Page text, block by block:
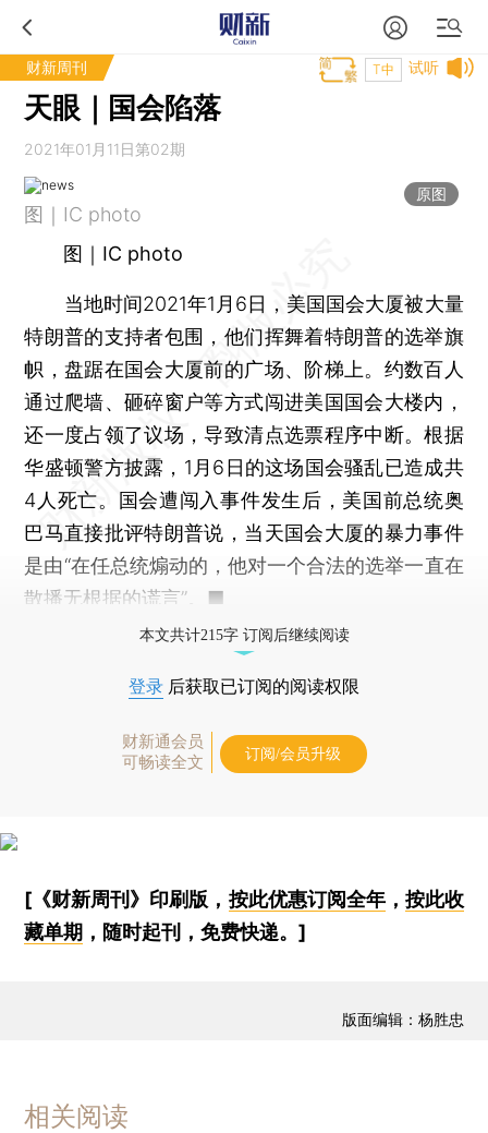
财新周刊 试听
T中
天眼｜国会陷落
2021年01月11日第02期
原图
图｜IC photo
图｜IC photo
当地时间2021年1月6日，美国国会大厦被大量
特朗普的支持者包围，他们挥舞着特朗普的选举旗
帜，盘踞在国会大厦前的广场、阶梯上。约数百人
通过爬墙、砸碎窗户等方式闯进美国国会大楼内，
还一度占领了议场，导致清点选票程序中断。根据
华盛顿警方披露，1月6日的这场国会骚乱已造成共
4人死亡。国会遭闯入事件发生后，美国前总统奥
巴马直接批评特朗普说，当天国会大厦的暴力事件
是由“在任总统煽动的，他对一个合法的选举一直在
散播无根据的谎言”。■
本文共计215字 订阅后继续阅读
登录 后获取已订阅的阅读权限
财新通会员
可畅读全文
订阅/会员升级
[《财新周刊》印刷版， 按此优惠订阅全年， 按此收
藏单期 ，随时起刊，免费快递。]
版面编辑：杨胜忠
相关阅读